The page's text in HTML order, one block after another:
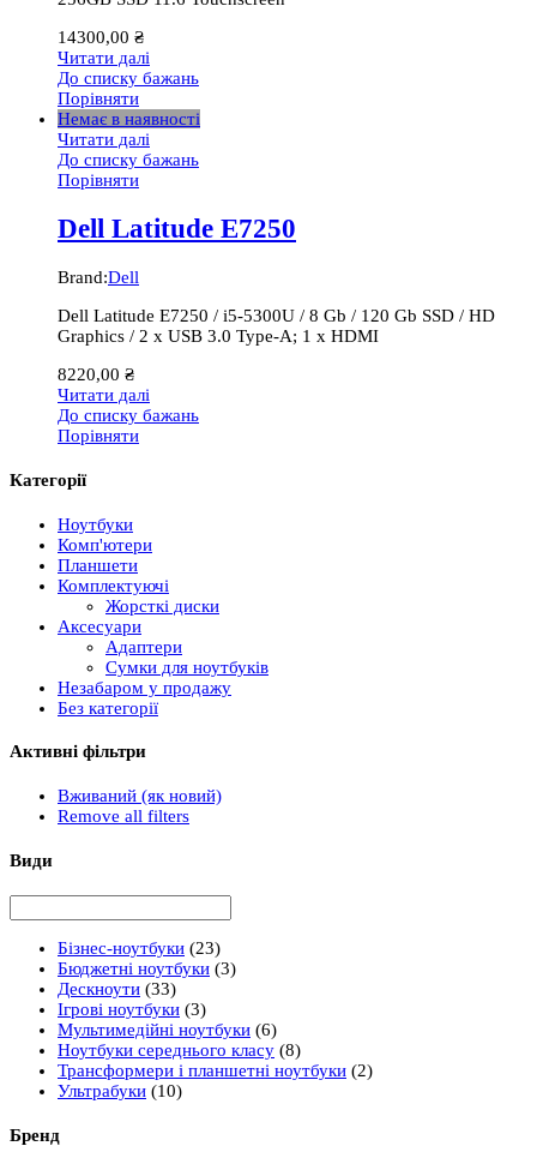
14300,00 ₴
Читати далі
До списку бажань
Порівняти
Немає в наявності
Читати далі
До списку бажань
Порівняти
Dell Latitude E7250
Brand:Dell
Dell Latitude E7250 / i5-5300U / 8 Gb / 120 Gb SSD / HD
Graphics / 2 x USB 3.0 Type-A; 1 x HDMI
8220,00 ₴
Читати далі
До списку бажань
Порівняти
Категорії
Ноутбуки
Комп'ютери
Планшети
Комплектуючі
Жорсткі диски
Аксесуари
Адаптери
Сумки для ноутбуків
Незабаром у продажу
Без категорії
Активні фільтри
Вживаний (як новий)
Remove all filters
Види
Бізнес-ноутбуки (23)
Бюджетні ноутбуки (3)
Дескноути (33)
Ігрові ноутбуки (3)
Мультимедійні ноутбуки (6)
Ноутбуки середнього класу (8)
Трансформери і планшетні ноутбуки (2)
Ультрабуки (10)
Бренд